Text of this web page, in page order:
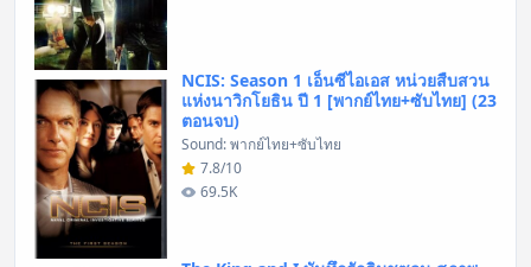
NCIS: Season 1 เอ็นซีไอเอส หน่วยสืบสวน
แห่งนาวิกโยธิน ปี 1 [พากย์ไทย+ซับไทย] (23
ตอนจบ)
Sound: พากย์ไทย+ซับไทย
7.8/10
69.5K